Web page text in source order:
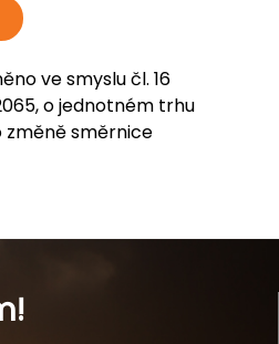
ve smyslu čl. 16
o jednotném trhu
změně směrnice